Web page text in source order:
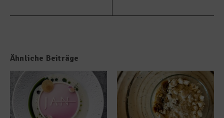
Ähnliche Beiträge